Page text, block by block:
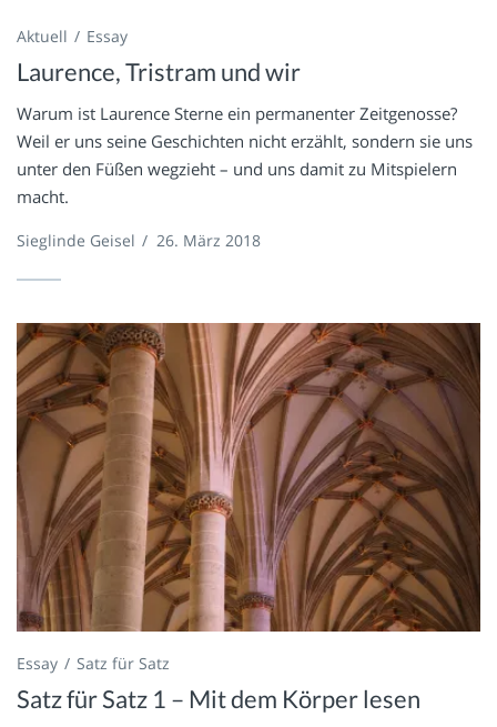
Aktuell Essay
Laurence, Tristram und wir
Warum ist Laurence Sterne ein permanenter Zeitgenosse?
Weil er uns seine Geschichten nicht erzählt, sondern sie uns
unter den Füßen wegzieht – und uns damit zu Mitspielern
macht.
Sieglinde Geisel / 26. März 2018
Essay Satz für Satz
Satz für Satz 1 – Mit dem Körper lesen